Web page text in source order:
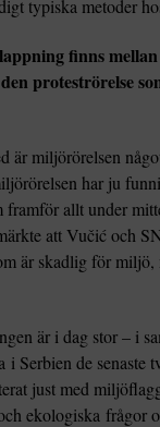
typiska metoder
finns mellan
proteströrelse
är miljörörelsen
har ju
framför allt under
att Vučić och
är skadlig för miljö,
är i dag stor – i
i Serbien de senaste
just med
ekologiska frågor